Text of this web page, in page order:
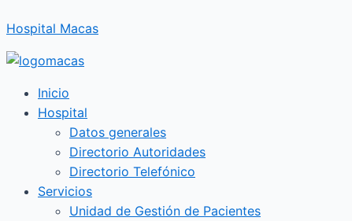
al
contenido
Hospital Macas
Inicio
Hospital
Datos generales
Directorio Autoridades
Directorio Telefónico
Servicios
Unidad de Gestión de Pacientes